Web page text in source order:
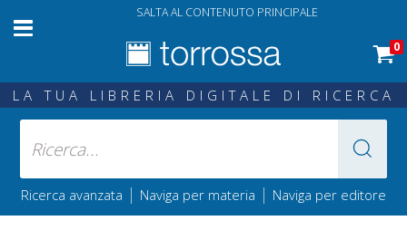
SALTA AL CONTENUTO PRINCIPALE
0
LA TUA LIBRERIA DIGITALE DI RICERCA
Ricerca avanzata | Naviga per materia | Naviga per editore